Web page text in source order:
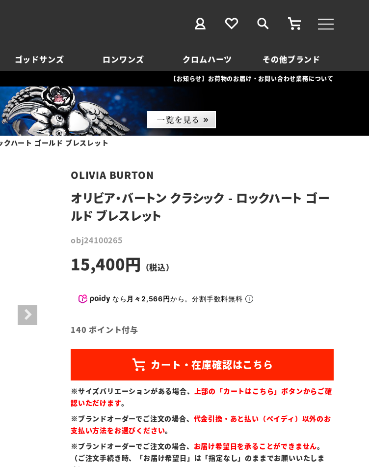
ゴッドサンズ ロンワンズ クロムハーツ その他ブランド
【お知らせ】お荷物のお届け・お問い合わせ業務について
ハート ゴールド ブレスレット
OLIVIA BURTON
オリビア・バートン クラシック - ロックハート ゴー
ルド ブレスレット
obj24100265
15,400
なら 月々2,566円から。分割手数料無料
140 ポイント付与
※サイズバリエーションがある場合、
上部の「カートはこちら」ボタンからご確
認いただけます。
※ブランドオーダーでご注文の場合、 代金引換・あと払い（ペイディ）以外のお
支払い方法をお選びください。
※ブランドオーダーでご注文の場合、 お届け希望日を承ることができません。
（ご注文手続き時、「お届け希望日」は「指定なし」のままでお願いいたしま